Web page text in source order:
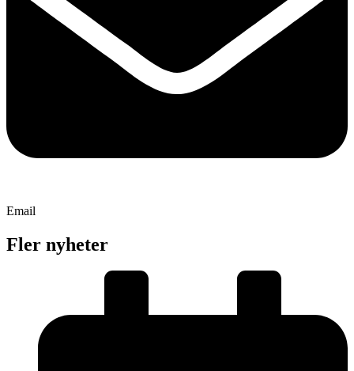
Email
Fler nyheter